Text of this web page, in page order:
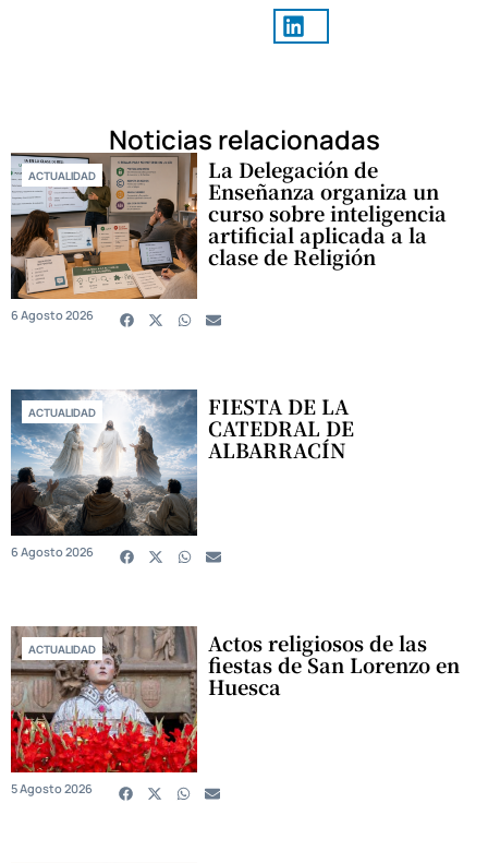
Noticias relacionadas
ACTUALIDAD La Delegación de
Enseñanza organiza un
curso sobre inteligencia
artificial aplicada a la
clase de Religión
6 Agosto 2026
ACTUALIDAD FIESTA DE LA
CATEDRAL DE
ALBARRACÍN
6 Agosto 2026
ACTUALIDAD Actos religiosos de las
fiestas de San Lorenzo en
Huesca
5 Agosto 2026